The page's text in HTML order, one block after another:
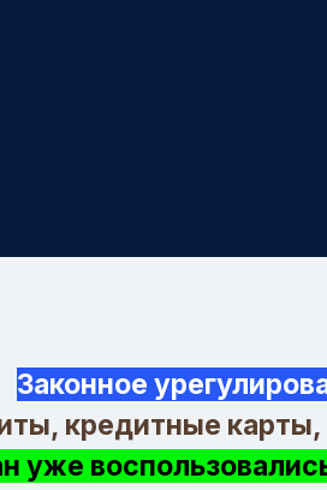
Законное
кредитные
уже